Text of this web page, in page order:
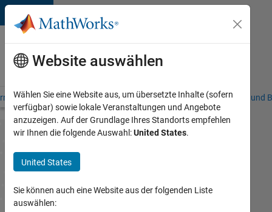
Weiter zum Inhalt
Karriere
bei
MathWorks
– Übersicht Stellensuche Niederlassungen Studierende und
Das
erwartet
Sie
Website auswählen
Wählen Sie eine Website aus, um übersetzte Inhalte (sofern
verfügbar) sowie lokale Veranstaltungen und Angebote
anzuzeigen. Auf der Grundlage Ihres Standorts empfehlen
wir Ihnen die folgende Auswahl:United States.
United States
Sie können auch eine Website aus der folgenden Liste
auswählen: